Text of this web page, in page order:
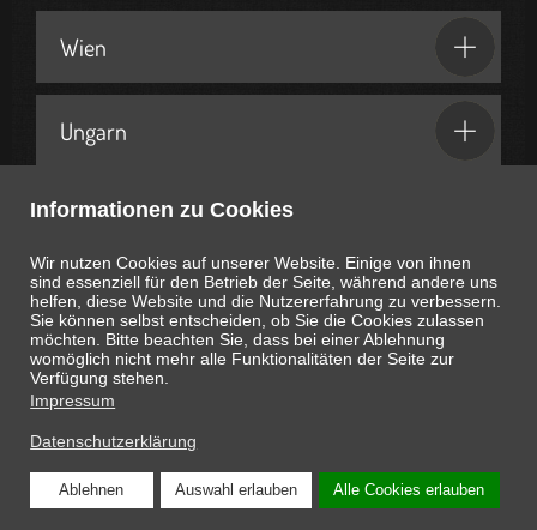
Informationen zu Cookies
Wir nutzen Cookies auf unserer Website. Einige von ihnen
sind essenziell für den Betrieb der Seite, während andere uns
helfen, diese Website und die Nutzererfahrung zu verbessern.
Sie können selbst entscheiden, ob Sie die Cookies zulassen
möchten. Bitte beachten Sie, dass bei einer Ablehnung
womöglich nicht mehr alle Funktionalitäten der Seite zur
Verfügung stehen.
Impressum
Datenschutzerklärung
Ablehnen Auswahl erlauben Alle Cookies erlauben
Wien
Ungarn
Geschenkideen & Partner
Heute istAugust 9, 2026 09:53:36Uhr